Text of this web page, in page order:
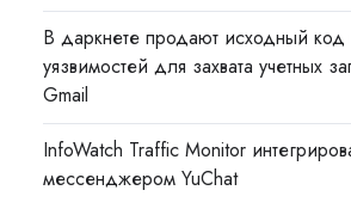
В даркнете продают исходный код
уязвимостей для захвата учетных
Gmail
InfoWatch Traffic Monitor
мессенджером YuChat